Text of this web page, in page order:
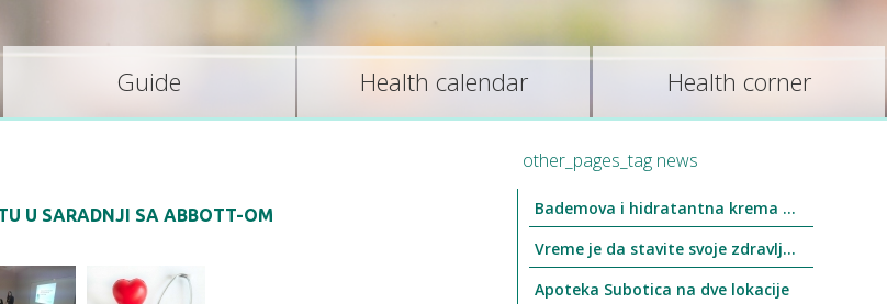
Guide Health calendar Health corner
other_pages_tag news
Bademova i hidratantna krema Apoteke Subotica ponovo u prodaji
Vreme je da stavite svoje zdravlje u 1. plan
Apoteka Subotica na dve lokacije
U SARADNJI SA ABBOTT-OM